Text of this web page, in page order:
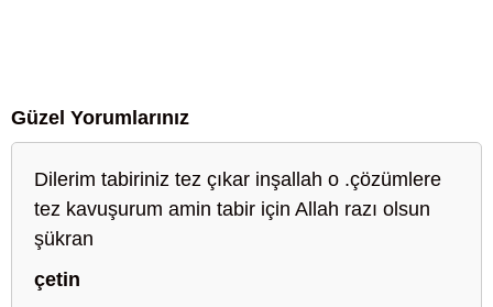
Güzel Yorumlarınız
Dilerim tabiriniz tez çıkar inşallah o .çözümlere
tez kavuşurum amin tabir için Allah razı olsun
şükran
çetin